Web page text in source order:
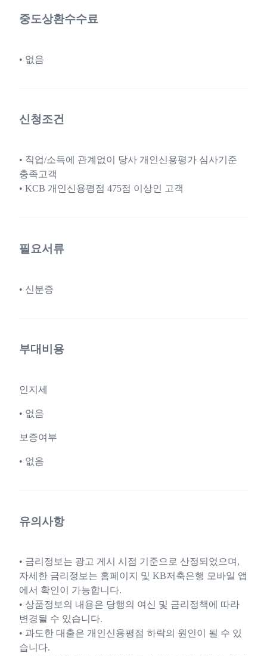
중도상환수수료
• 없음
신청조건
• 직업/소득에 관계없이 당사 개인신용평가 심사기준
충족고객
• KCB 개인신용평점 475점 이상인 고객
필요서류
• 신분증
부대비용
인지세
• 없음
보증여부
• 없음
유의사항
• 금리정보는 광고 게시 시점 기준으로 산정되었으며,
자세한 금리정보는 홈페이지 및 KB저축은행 모바일 앱
에서 확인이 가능합니다.
• 상품정보의 내용은 당행의 여신 및 금리정책에 따라
변경될 수 있습니다.
• 과도한 대출은 개인신용평점 하락의 원인이 될 수 있
습니다.